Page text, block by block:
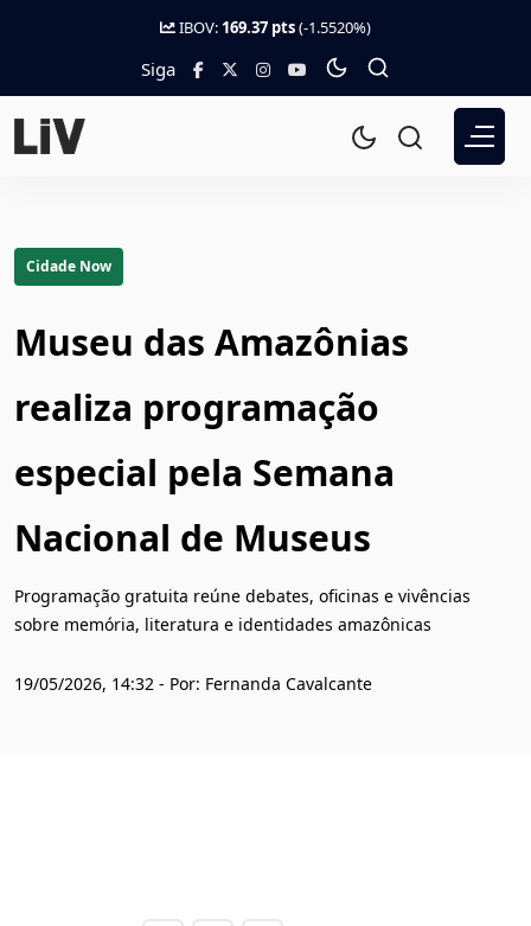
IBOV: 169.37 pts(-1.5520%)
Siga
Cidade Now
Museu das Amazônias
realiza programação
especial pela Semana
Nacional de Museus
Programação gratuita reúne debates, oficinas e vivências
sobre memória, literatura e identidades amazônicas
19/05/2026, 14:32 - Por: Fernanda Cavalcante